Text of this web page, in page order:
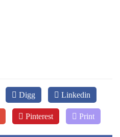
Digg Linkedin
Pinterest Print